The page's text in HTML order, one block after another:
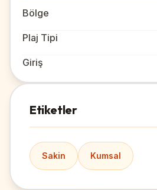
Bölge
Plaj Tipi
Giriş
Etiketler
Sakin Kumsal